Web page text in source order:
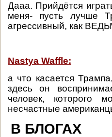
Дааа. Прийдётся
меня- пусть лучше
агрессивный, как
Nastya Waffle:
а что касается
здесь он
человек, которого
несчастные
В БЛОГАХ